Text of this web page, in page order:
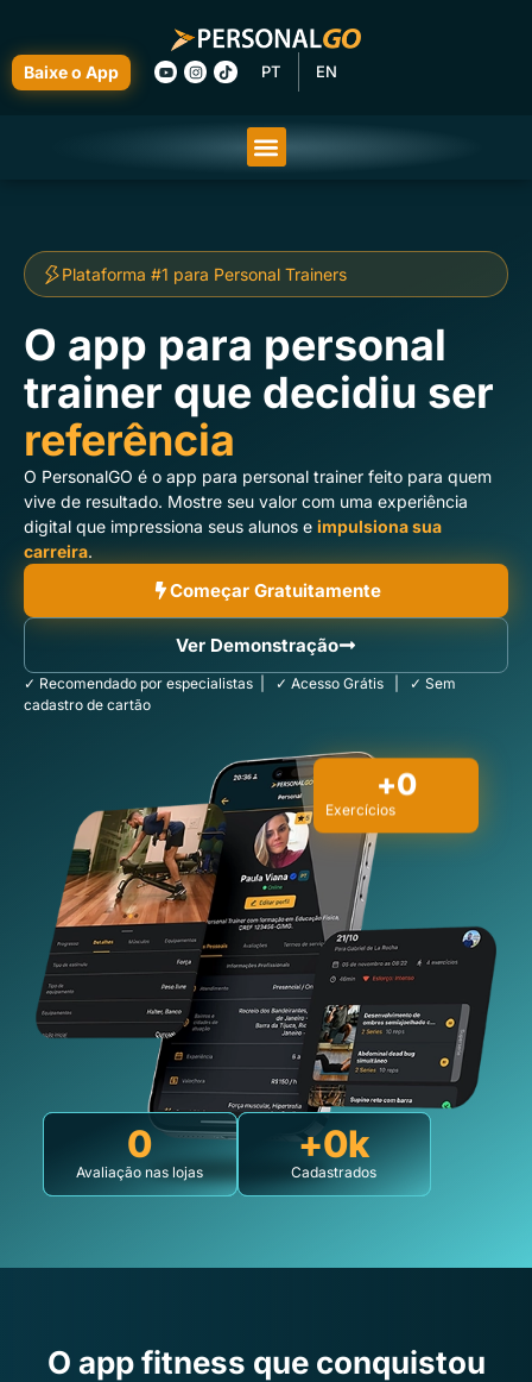
Baixe o App PT EN
Plataforma #1 para Personal Trainers
O app para personal
trainer que decidiu ser
referência
O PersonalGO é o app para personal trainer feito para quem
vive de resultado. Mostre seu valor com uma experiência
digital que impressiona seus alunos e impulsiona sua
carreira.
Começar Gratuitamente
Ver Demonstração
✓ Recomendado por especialistas | ✓ Acesso Grátis | ✓ Sem
cadastro de cartão
+0
Exercícios
0
Avaliação nas lojas
+0k
Cadastrados
O app fitness que conquistou